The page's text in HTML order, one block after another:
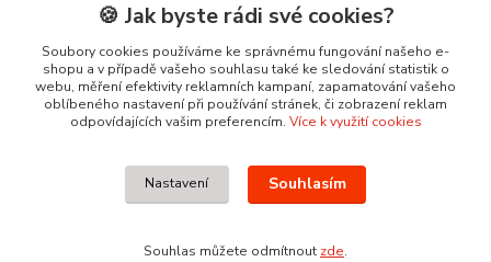
Zákaznická podpora Stavby DaS
+420 720 190 190
(Po-Pá, 7-16 hod.)
info@stavbydas.cz
🍪 Jak byste rádi své cookies?
Soubory cookies používáme ke správnému fungování našeho e-
shopu a v případě vašeho souhlasu také ke sledování statistik o
webu, měření efektivity reklamních kampaní, zapamatování vašeho
oblíbeného nastavení při používání stránek, či zobrazení reklam
odpovídajících vašim preferencím. Více k využití cookies
Nastavení Souhlasím
Souhlas můžete odmítnout zde.